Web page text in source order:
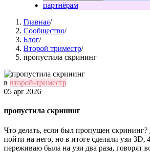
партнёрам
Главная/
Сообщество/
Блог/
Второй триместр/
пропустила скрининг
в второй-триместр
05 apr 2026
пропустила скрининг
Что делать, если был пропущен
пойти на него, но в итоге сделали узи 3D,
переживаю была на узи два раза, говорят